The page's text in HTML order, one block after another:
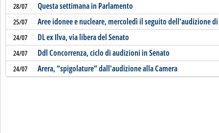
28/07 Questa settimana in Parlamento
25/07 Aree idonee e nucleare, mercoledì il seguito dell'audizione
24/07 DL ex Ilva, via libera del Senato
24/07 Ddl Concorrenza, ciclo di audizioni in Senato
24/07 Arera, “spigolature” dall'audizione alla Camera